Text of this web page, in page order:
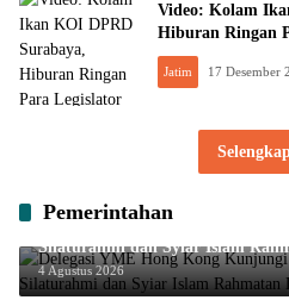
Video: Kolam
Hiburan Ringan
Jatim 17 Desember
Pemerintahan
Delegasi YME Hong Kong
Silaturahmi dan Syiar Islam
4 Agustus 2026